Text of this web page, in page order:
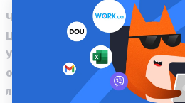
Чуєте як хрумтить під ногами
Це Лисеня HURMA поспішає з
У грудневому релізі в системі
оновлень, які зроблять вашу
легшою.